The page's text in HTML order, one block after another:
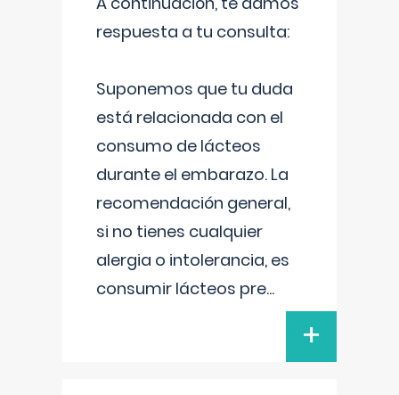
respuesta a tu consulta:
Suponemos que tu duda
está relacionada con el
consumo de lácteos
durante el embarazo. La
recomendación general,
si no tienes cualquier
alergia o intolerancia, es
consumir lácteos pre...
+